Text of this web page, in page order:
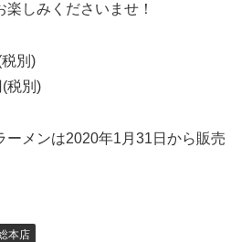
しみくださいませ！
別)
別)
メンは2020年1月31日から販売
本店